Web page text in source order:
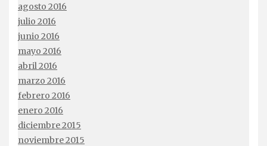
agosto 2016
julio 2016
junio 2016
mayo 2016
abril 2016
marzo 2016
febrero 2016
enero 2016
diciembre 2015
noviembre 2015